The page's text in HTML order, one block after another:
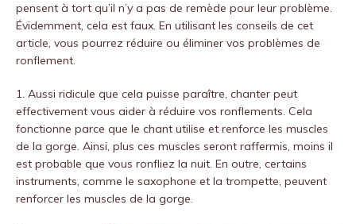
pensent à tort qu’il n’y a pas de remède pour leur problème.
Évidemment, cela est faux. En utilisant les conseils de cet
article, vous pourrez réduire ou éliminer vos problèmes de
ronflement.
1. Aussi ridicule que cela puisse paraître, chanter peut
effectivement vous aider à réduire vos ronflements. Cela
fonctionne parce que le chant utilise et renforce les muscles
de la gorge. Ainsi, plus ces muscles seront raffermis, moins il
est probable que vous ronfliez la nuit. En outre, certains
instruments, comme le saxophone et la trompette, peuvent
renforcer les muscles de la gorge.